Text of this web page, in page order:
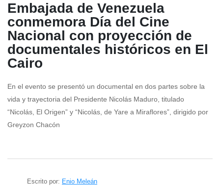
Embajada de Venezuela
conmemora Día del Cine
Nacional con proyección de
documentales históricos en El
Cairo
En el evento se presentó un documental en dos partes sobre la
vida y trayectoria del Presidente Nicolás Maduro, titulado
“Nicolás, El Origen” y “Nicolás, de Yare a Miraflores”, dirigido por
Greyzon Chacón
Escrito por: Enio Meleán